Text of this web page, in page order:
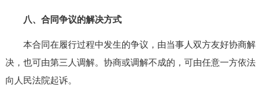
八、合同争议的解决方式
本合同在履行过程中发生的争议，由当事人双方友好协商解
决，也可由第三人调解。协商或调解不成的，可由任意一方依法
向人民法院起诉。